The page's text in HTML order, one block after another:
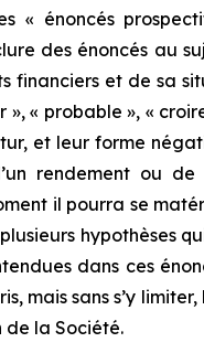
« énoncés
des énoncés au
financiers et de sa
« probable », «
et leur forme
rendement ou
il pourra se
hypothèses
dans ces
mais sans s’y
de la Société.